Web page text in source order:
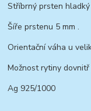
Stříbrný prsten
Šíře prstenu 5 mm .
Orientační váha u
Možnost rytiny
Ag 925/1000